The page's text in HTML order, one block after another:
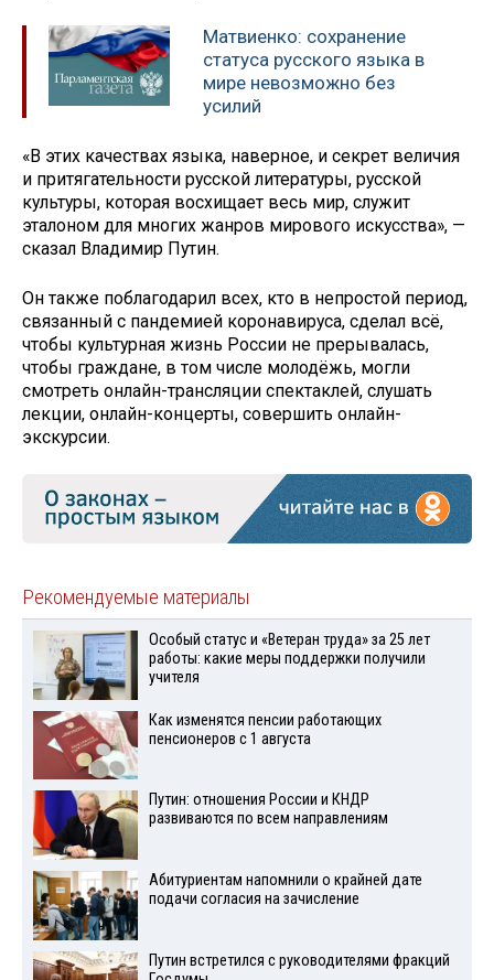
Матвиенко: сохранение
статуса русского языка в
мире невозможно без
усилий
«В этих качествах языка, наверное, и секрет величия
и притягательности русской литературы, русской
культуры, которая восхищает весь мир, служит
эталоном для многих жанров мирового искусства», —
сказал Владимир Путин.
Он также поблагодарил всех, кто в непростой период,
связанный с пандемией коронавируса, сделал всё,
чтобы культурная жизнь России не прерывалась,
чтобы граждане, в том числе молодёжь, могли
смотреть онлайн-трансляции спектаклей, слушать
лекции, онлайн-концерты, совершить онлайн-
экскурсии.
Рекомендуемые материалы
Особый статус и «Ветеран труда» за 25 лет
работы: какие меры поддержки получили
учителя
Как изменятся пенсии работающих
пенсионеров с 1 августа
Путин: отношения России и КНДР
развиваются по всем направлениям
Абитуриентам напомнили о крайней дате
подачи согласия на зачисление
Путин встретился с руководителями фракций